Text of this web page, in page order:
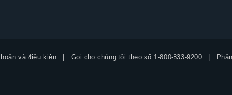
và điều kiện Gọi cho chúng tôi theo số 1-800-833-9200